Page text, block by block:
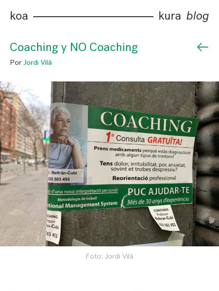
koa kura blog
Coaching y NO Coaching ←
Por Jordi Vilá
Foto: Jordi Vilá